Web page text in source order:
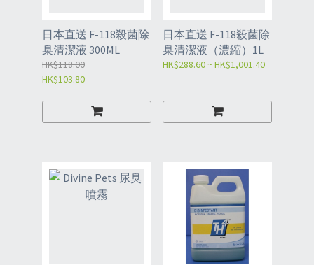
日本直送 F-118殺菌除
臬清潔液 300ML
HK$118.00
HK$103.80
日本直送 F-118殺菌除
臬清潔液（濃縮）1L
HK$288.60 ~ HK$1,001.40